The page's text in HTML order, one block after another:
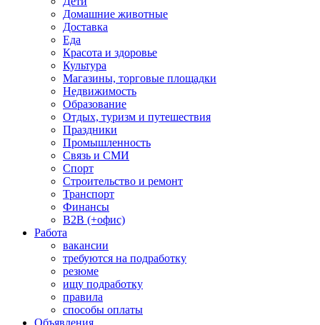
Домашние животные
Доставка
Еда
Красота и здоровье
Культура
Магазины, торговые площадки
Недвижимость
Образование
Отдых, туризм и путешествия
Праздники
Промышленность
Связь и СМИ
Спорт
Строительство и ремонт
Транспорт
Финансы
B2B (+офис)
Работа
вакансии
требуются на подработку
резюме
ищу подработку
правила
способы оплаты
Объявления